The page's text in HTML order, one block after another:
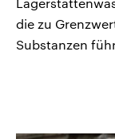
die zu
Substanzen